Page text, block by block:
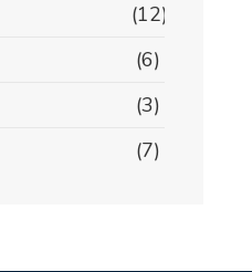
(12)
(6)
(3)
(7)